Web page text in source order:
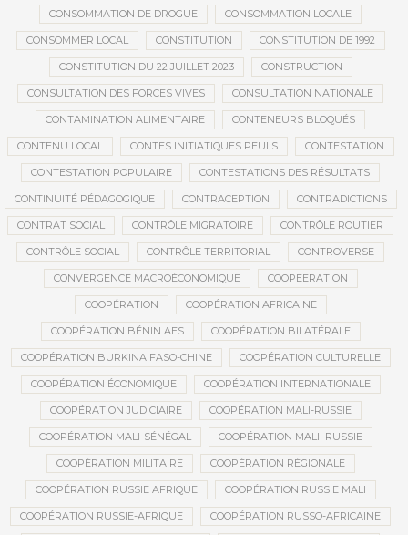
CONSOMMATION DE DROGUE CONSOMMATION LOCALE
CONSOMMER LOCAL CONSTITUTION CONSTITUTION DE 1992
CONSTITUTION DU 22 JUILLET 2023 CONSTRUCTION
CONSULTATION DES FORCES VIVES CONSULTATION NATIONALE
CONTAMINATION ALIMENTAIRE CONTENEURS BLOQUÉS
CONTENU LOCAL CONTES INITIATIQUES PEULS CONTESTATION
CONTESTATION POPULAIRE CONTESTATIONS DES RÉSULTATS
CONTINUITÉ PÉDAGOGIQUE CONTRACEPTION CONTRADICTIONS
CONTRAT SOCIAL CONTRÔLE MIGRATOIRE CONTRÔLE ROUTIER
CONTRÔLE SOCIAL CONTRÔLE TERRITORIAL CONTROVERSE
CONVERGENCE MACROÉCONOMIQUE COOPEERATION
COOPÉRATION COOPÉRATION AFRICAINE
COOPÉRATION BÉNIN AES COOPÉRATION BILATÉRALE
COOPÉRATION BURKINA FASO-CHINE COOPÉRATION CULTURELLE
COOPÉRATION ÉCONOMIQUE COOPÉRATION INTERNATIONALE
COOPÉRATION JUDICIAIRE COOPÉRATION MALI-RUSSIE
COOPÉRATION MALI-SÉNÉGAL COOPÉRATION MALI–RUSSIE
COOPÉRATION MILITAIRE COOPÉRATION RÉGIONALE
COOPÉRATION RUSSIE AFRIQUE COOPÉRATION RUSSIE MALI
COOPÉRATION RUSSIE-AFRIQUE COOPÉRATION RUSSO-AFRICAINE